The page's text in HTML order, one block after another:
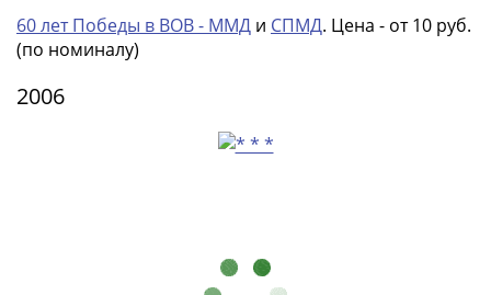
страны
Балтии
Смешанные
60 лет Победы в ВОВ - ММД и СПМД. Цена - от 10 руб.
(по номиналу)
2006